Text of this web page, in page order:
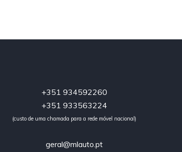
+351 934592260
+351 933563224
(custo de uma chamada para a rede móvel nacional)
geral@mlauto.pt